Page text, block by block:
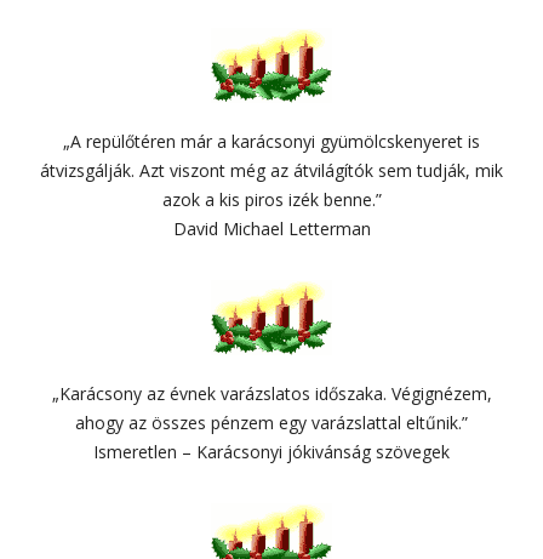
„A repülőtéren már a karácsonyi gyümölcskenyeret is
átvizsgálják. Azt viszont még az átvilágítók sem tudják, mik
azok a kis piros izék benne.”
David Michael Letterman
„Karácsony az évnek varázslatos időszaka. Végignézem,
ahogy az összes pénzem egy varázslattal eltűnik.”
Ismeretlen – Karácsonyi jókivánság szövegek